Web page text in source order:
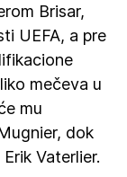
Brisar,
UEFA, a pre
mečeva u
mu
dok
Vaterlier.